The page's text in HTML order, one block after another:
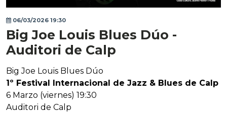
06/03/2026 19:30
Big Joe Louis Blues Dúo -
Auditori de Calp
Big Joe Louis Blues Dúo
1º Festival Internacional de Jazz & Blues de Calp
6 Marzo (viernes) 19:30
Auditori de Calp